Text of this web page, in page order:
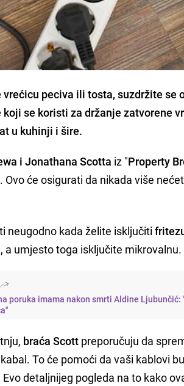
peciva ili tosta, suzdržite se
se koristi za držanje zatvorene
u kuhinji i šire.
i Jonathana Scotta iz "Property
. Ovo će osigurati da nikada više
neugodno kada želite isključiti
, a umjesto toga isključite mikrovalnu.
poruka imama nakon smrti Aldine
braća Scott preporučuju da
To će pomoći da vaši kablovi
Evo detaljnijeg pogleda na to kako